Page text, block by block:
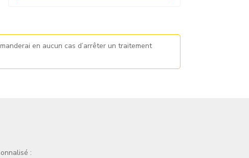
en aucun cas d’arrêter un traitement
: